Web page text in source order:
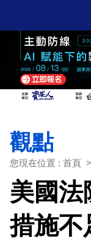
觀點
您現在位置 : 首頁 >
美國法
措施不